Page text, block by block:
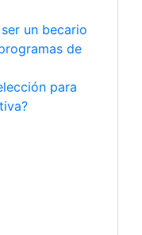
un becario
de
para